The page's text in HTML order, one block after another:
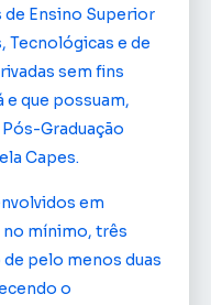
Ensino Superior
Tecnológicas e de
sem fins
e que possuam,
Graduação
Capes.
em
mínimo, três
pelo menos duas
o